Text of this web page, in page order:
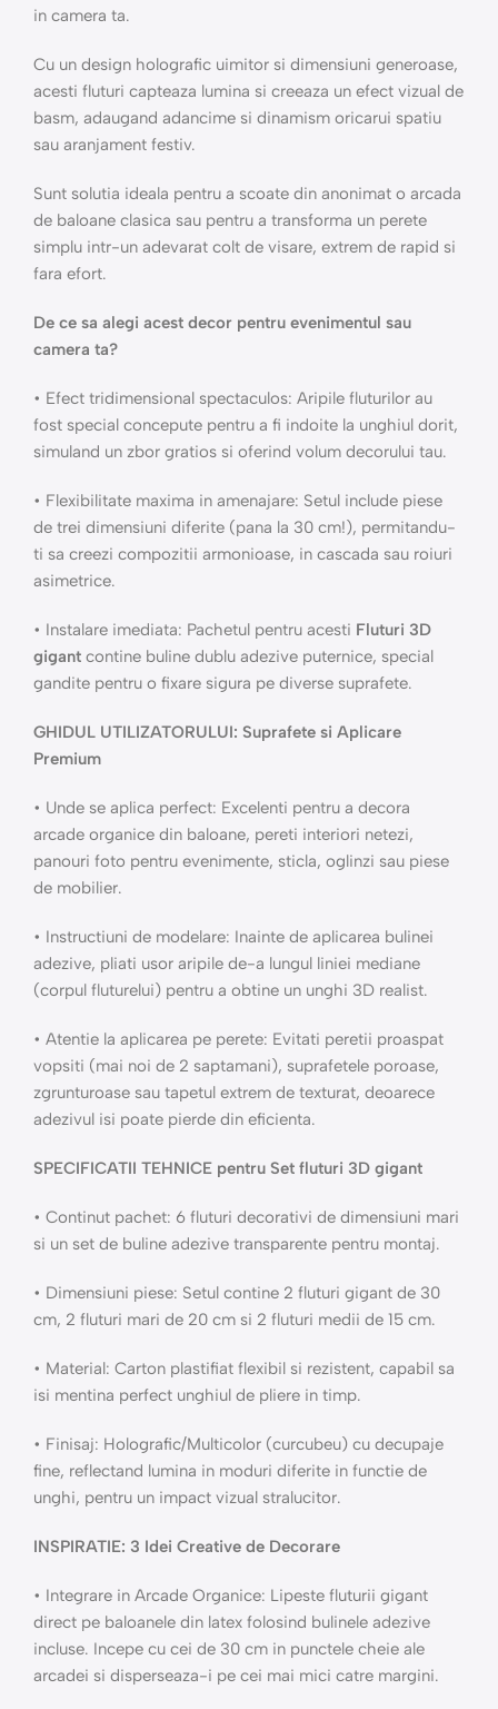
in camera ta.
Cu un design holografic uimitor si dimensiuni generoase,
acesti fluturi capteaza lumina si creeaza un efect vizual de
basm, adaugand adancime si dinamism oricarui spatiu
sau aranjament festiv.
Sunt solutia ideala pentru a scoate din anonimat o arcada
de baloane clasica sau pentru a transforma un perete
simplu intr-un adevarat colt de visare, extrem de rapid si
fara efort.
De ce sa alegi acest decor pentru evenimentul sau
camera ta?
• Efect tridimensional spectaculos: Aripile fluturilor au
fost special concepute pentru a fi indoite la unghiul dorit,
simuland un zbor gratios si oferind volum decorului tau.
• Flexibilitate maxima in amenajare: Setul include piese
de trei dimensiuni diferite (pana la 30 cm!), permitandu-
ti sa creezi compozitii armonioase, in cascada sau roiuri
asimetrice.
• Instalare imediata: Pachetul pentru acesti Fluturi 3D
gigant contine buline dublu adezive puternice, special
gandite pentru o fixare sigura pe diverse suprafete.
GHIDUL UTILIZATORULUI: Suprafete si Aplicare
Premium
• Unde se aplica perfect: Excelenti pentru a decora
arcade organice din baloane, pereti interiori netezi,
panouri foto pentru evenimente, sticla, oglinzi sau piese
de mobilier.
• Instructiuni de modelare: Inainte de aplicarea bulinei
adezive, pliati usor aripile de-a lungul liniei mediane
(corpul fluturelui) pentru a obtine un unghi 3D realist.
• Atentie la aplicarea pe perete: Evitati peretii proaspat
vopsiti (mai noi de 2 saptamani), suprafetele poroase,
zgrunturoase sau tapetul extrem de texturat, deoarece
adezivul isi poate pierde din eficienta.
SPECIFICATII TEHNICE pentru Set fluturi 3D gigant
• Continut pachet: 6 fluturi decorativi de dimensiuni mari
si un set de buline adezive transparente pentru montaj.
• Dimensiuni piese: Setul contine 2 fluturi gigant de 30
cm, 2 fluturi mari de 20 cm si 2 fluturi medii de 15 cm.
• Material: Carton plastifiat flexibil si rezistent, capabil sa
isi mentina perfect unghiul de pliere in timp.
• Finisaj: Holografic/Multicolor (curcubeu) cu decupaje
fine, reflectand lumina in moduri diferite in functie de
unghi, pentru un impact vizual stralucitor.
INSPIRATIE: 3 Idei Creative de Decorare
• Integrare in Arcade Organice: Lipeste fluturii gigant
direct pe baloanele din latex folosind bulinele adezive
incluse. Incepe cu cei de 30 cm in punctele cheie ale
arcadei si disperseaza-i pe cei mai mici catre margini.